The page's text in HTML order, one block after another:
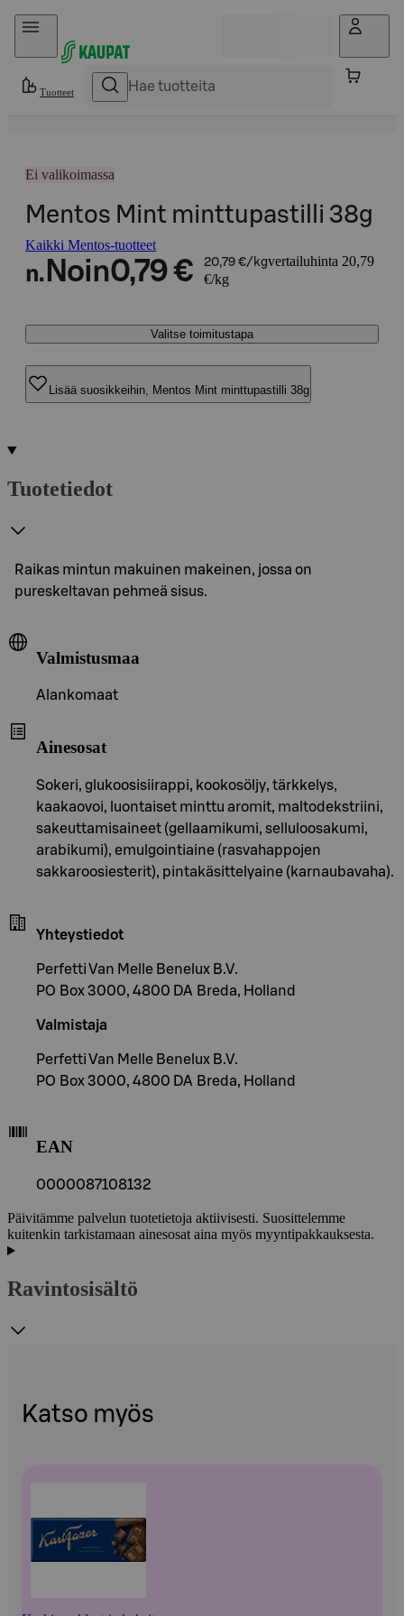
Hyppää sisältöön
Tuotteet
Ei valikoimassa
Mentos Mint minttupastilli 38g
Kaikki Mentos-tuotteet
n. Noin0,79 € 20,79 €/kgvertailuhinta 20,79
€/kg
Valitse toimitustapa
Lisää suosikkeihin, Mentos Mint minttupastilli 38g
Tuotetiedot
Raikas mintun makuinen makeinen, jossa on
pureskeltavan pehmeä sisus.
Valmistusmaa
Alankomaat
Ainesosat
Sokeri, glukoosisiirappi, kookosöljy, tärkkelys,
kaakaovoi, luontaiset minttu aromit, maltodekstriini,
sakeuttamisaineet (gellaamikumi, selluloosakumi,
arabikumi), emulgointiaine (rasvahappojen
sakkaroosiesterit), pintakäsittelyaine (karnaubavaha).
Yhteystiedot
Perfetti Van Melle Benelux B.V.
PO Box 3000, 4800 DA Breda, Holland
Valmistaja
Perfetti Van Melle Benelux B.V.
PO Box 3000, 4800 DA Breda, Holland
EAN
0000087108132
Päivitämme palvelun tuotetietoja aktiivisesti. Suosittelemme
kuitenkin tarkistamaan ainesosat aina myös myyntipakkauksesta.
Ravintosisältö
Katso myös